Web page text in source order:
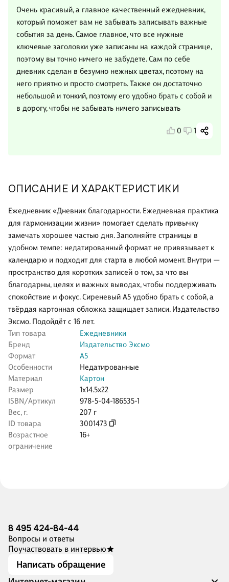
ОПИСАНИЕ И ХАРАКТЕРИСТИКИ
Ежедневник «Дневник благодарности. Ежедневная практика
для гармонизации жизни» помогает сделать привычку
замечать хорошее частью дня. Заполняйте страницы в
удобном темпе: недатированный формат не привязывает к
календарю и подходит для старта в любой момент. Внутри —
пространство для коротких записей о том, за что вы
благодарны, целях и важных выводах, чтобы поддерживать
спокойствие и фокус. Сиреневый А5 удобно брать с собой, а
твёрдая картонная обложка защищает записи. Издательство
Эксмо. Подойдёт с 16 лет.
Тип товара
Ежедневники
Бренд
Издательство Эксмо
Формат
А5
Особенности
Недатированные
Материал
Картон
Размер
1x14.5x22
ISBN/Артикул
978-5-04-186535-1
Вес, г.
207 г
ID товара
3001473
Возрастное
ограничение
16+
Очень красивый, а главное качественный ежедневник,
который поможет вам не забывать записывать важные
события за день. Самое главное, что все нужные
ключевые заголовки уже записаны на каждой странице,
поэтому вы точно ничего не забудете. Сам по себе
дневник сделан в безумно нежных цветах, поэтому на
него приятно и просто смотреть. Также он достаточно
небольшой и тонкий, поэтому его удобно брать с собой и
в дорогу, чтобы не забывать ничего записывать
0 1
8 495 424-84-44
Вопросы и ответы
Поучаствовать в интервью
Написать обращение